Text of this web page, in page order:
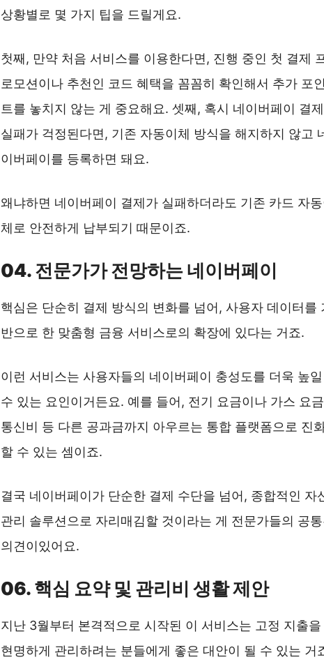
상황별로 몇 가지 팁을 드릴게요.
첫째, 만약 처음 서비스를 이용한다면, 진행 중인 첫 결제
로모션이나 추천인 코드 혜택을 꼼꼼히 확인해서 추가 포
트를 놓치지 않는 게 중요해요. 셋째, 혹시 네이버페이 결제
실패가 걱정된다면, 기존 자동이체 방식을 해지하지 않고
이버페이를 등록하면 돼요.
왜냐하면 네이버페이 결제가 실패하더라도 기존 카드 자
체로 안전하게 납부되기 때문이죠.
04. 전문가가 전망하는 네이버페이
핵심은 단순히 결제 방식의 변화를 넘어, 사용자 데이터를
반으로 한 맞춤형 금융 서비스로의 확장에 있다는 거죠.
이런 서비스는 사용자들의 네이버페이 충성도를 더욱 높일
수 있는 요인이거든요. 예를 들어, 전기 요금이나 가스 요
통신비 등 다른 공과금까지 아우르는 통합 플랫폼으로 진
할 수 있는 셈이죠.
결국 네이버페이가 단순한 결제 수단을 넘어, 종합적인 자
관리 솔루션으로 자리매김할 것이라는 게 전문가들의 공
의견이있어요.
06. 핵심 요약 및 관리비 생활 제안
지난 3월부터 본격적으로 시작된 이 서비스는 고정 지출을
현명하게 관리하려는 분들에게 좋은 대안이 될 수 있는 거